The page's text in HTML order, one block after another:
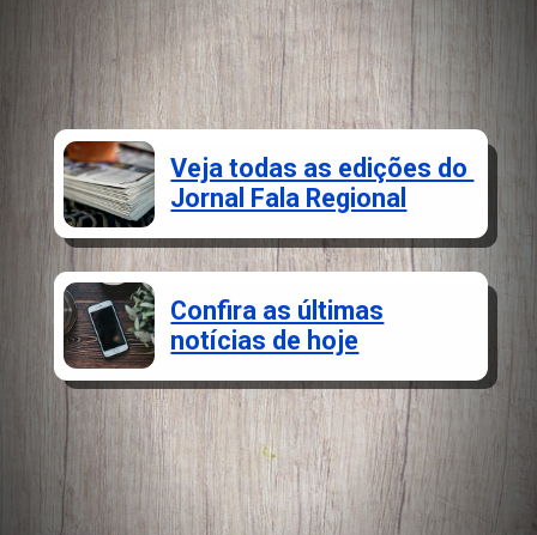
Veja todas as edições do
Jornal Fala Regional
Confira as últimas
notícias de hoje